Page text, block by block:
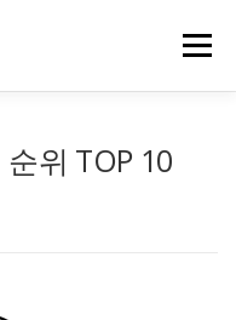
메뉴
위 TOP 10